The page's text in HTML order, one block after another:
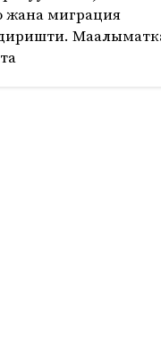
жана миграция